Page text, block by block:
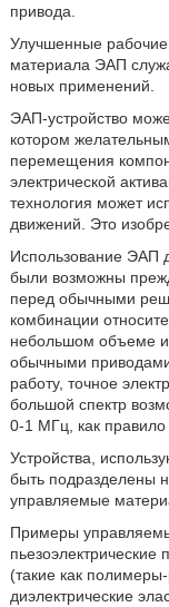
привода.
Улучшенные
материала ЭАП
новых применений.
ЭАП-устройство
котором
перемещения
электрической
технология может
движений. Это
Использование ЭАП
были возможны
перед обычными
комбинации
небольшом объеме
обычными
работу, точное
большой спектр
0-1 МГц, как правило
Устройства,
быть подразделены
управляемые
Примеры
(такие как
диэлектрические